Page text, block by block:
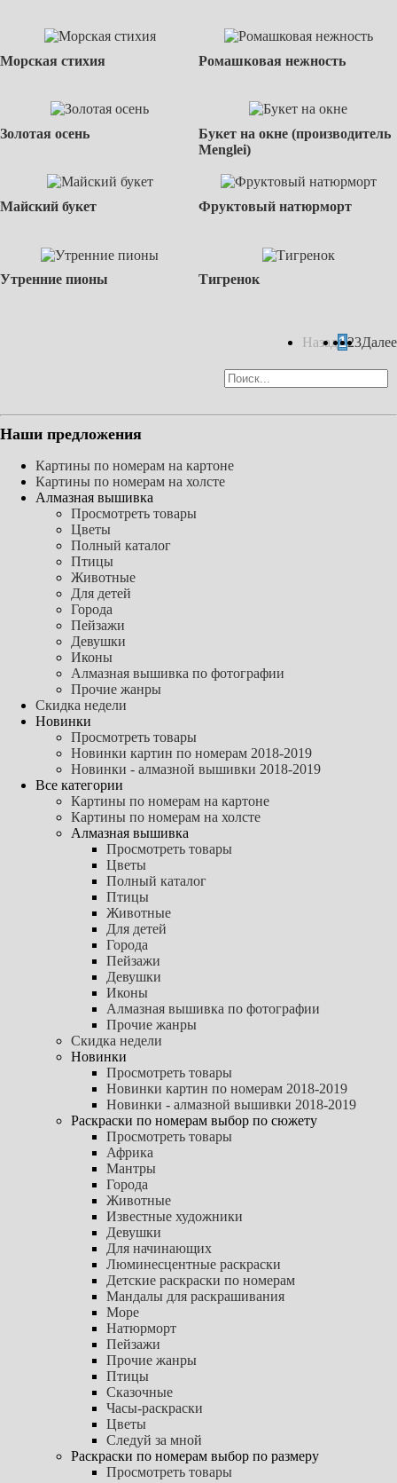
Морская стихия Ромашковая нежность
Золотая осень
Букет на окне (производитель
Menglei)
Майский букет Фруктовый натюрморт
Утренние пионы Тигренок
Назад123Далее
Наши предложения
Картины по номерам на картоне
Картины по номерам на холсте
Алмазная вышивка
Просмотреть товары
Цветы
Полный каталог
Птицы
Животные
Для детей
Города
Пейзажи
Девушки
Иконы
Алмазная вышивка по фотографии
Прочие жанры
Скидка недели
Новинки
Просмотреть товары
Новинки картин по номерам 2018-2019
Новинки - алмазной вышивки 2018-2019
Все категории
Картины по номерам на картоне
Картины по номерам на холсте
Алмазная вышивка
Просмотреть товары
Цветы
Полный каталог
Птицы
Животные
Для детей
Города
Пейзажи
Девушки
Иконы
Алмазная вышивка по фотографии
Прочие жанры
Скидка недели
Новинки
Просмотреть товары
Новинки картин по номерам 2018-2019
Новинки - алмазной вышивки 2018-2019
Раскраски по номерам выбор по сюжету
Просмотреть товары
Африка
Мантры
Города
Животные
Известные художники
Девушки
Для начинающих
Люминесцентные раскраски
Детские раскраски по номерам
Мандалы для раскрашивания
Море
Натюрморт
Пейзажи
Прочие жанры
Птицы
Сказочные
Часы-раскраски
Цветы
Следуй за мной
Раскраски по номерам выбор по размеру
Просмотреть товары